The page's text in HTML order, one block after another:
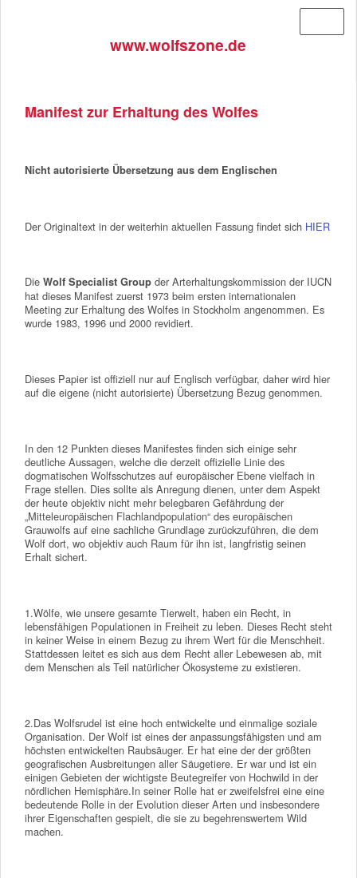
www.wolfszone.de
Manifest zur Erhaltung des Wolfes
Nicht autorisierte Übersetzung aus dem Englischen
Der Originaltext in der weiterhin aktuellen Fassung findet sich HIER
Die Wolf Specialist Group der Arterhaltungskommission der IUCN
hat dieses Manifest zuerst 1973 beim ersten internationalen
Meeting zur Erhaltung des Wolfes in Stockholm angenommen. Es
wurde 1983, 1996 und 2000 revidiert.
Dieses Papier ist offiziell nur auf Englisch verfügbar, daher wird hier
auf die eigene (nicht autorisierte) Übersetzung Bezug genommen.
In den 12 Punkten dieses Manifestes finden sich einige sehr
deutliche Aussagen, welche die derzeit offizielle Linie des
dogmatischen Wolfsschutzes auf europäischer Ebene vielfach in
Frage stellen. Dies sollte als Anregung dienen, unter dem Aspekt
der heute objektiv nicht mehr belegbaren Gefährdung der
„Mitteleuropäischen Flachlandpopulation“ des europäischen
Grauwolfs auf eine sachliche Grundlage zurückzuführen, die dem
Wolf dort, wo objektiv auch Raum für ihn ist, langfristig seinen
Erhalt sichert.
1.Wölfe, wie unsere gesamte Tierwelt, haben ein Recht, in
lebensfähigen Populationen in Freiheit zu leben. Dieses Recht steht
in keiner Weise in einem Bezug zu ihrem Wert für die Menschheit.
Stattdessen leitet es sich aus dem Recht aller Lebewesen ab, mit
dem Menschen als Teil natürlicher Ökosysteme zu existieren.
2.Das Wolfsrudel ist eine hoch entwickelte und einmalige soziale
Organisation. Der Wolf ist eines der anpassungsfähigsten und am
höchsten entwickelten Raubsäuger. Er hat eine der der größten
geografischen Ausbreitungen aller Säugetiere. Er war und ist ein
einigen Gebieten der wichtigste Beutegreifer von Hochwild in der
nördlichen Hemisphäre.In seiner Rolle hat er zweifelsfrei eine eine
bedeutende Rolle in der Evolution dieser Arten und insbesondere
ihrer Eigenschaften gespielt, die sie zu begehrenswertem Wild
machen.